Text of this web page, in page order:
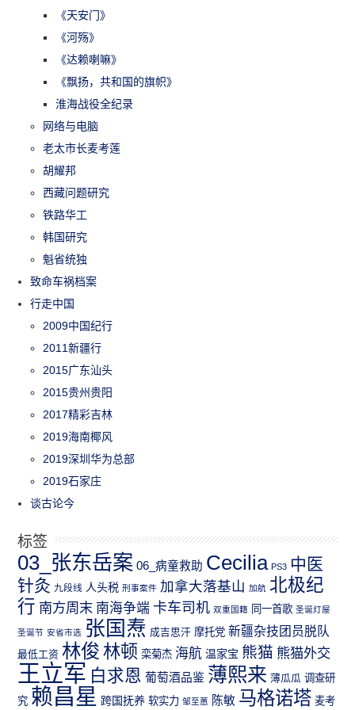
《天安门》
《河殇》
《达赖喇嘛》
《飘扬，共和国的旗帜》
淮海战役全纪录
网络与电脑
老太市长麦考莲
胡耀邦
西藏问题研究
铁路华工
韩国研究
魁省统独
致命车祸档案
行走中国
2009中国纪行
2011新疆行
2015广东汕头
2015贵州贵阳
2017精彩吉林
2019海南椰风
2019深圳华为总部
2019石家庄
谈古论今
标签
03_张东岳案 06_病童救助 Cecilia PS3 中医
针灸 九段线 人头税 刑事案件 加拿大落基山 加航 北极纪
行 南方周末 南海争端 卡车司机 双重国籍 同一首歌 圣诞灯屋
圣诞节 安省市选 张国焘 成吉思汗 摩托党 新疆杂技团员脱队
最低工资 林俊 林顿 栾菊杰 海航 温家宝 熊猫 熊猫外交
王立军 白求恩 葡萄酒品鉴 薄熙来 薄瓜瓜 调查研
究 赖昌星 跨国抚养 软实力 邹至蕙 陈敏 马格诺塔 麦考